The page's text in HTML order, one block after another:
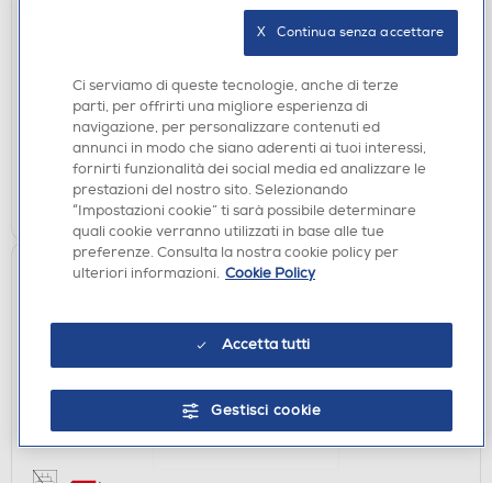
APPLE - iPad Air 13" M4 WiFi + Cellular 256GB-Blu
€ 1.329,00consigliato
Acquisto online: disponibile
Ritiro in negozio in 30' gratuito:verifica
AGGIUNGI
Permuta
Ci serviamo di queste tecnologie, anche di terze
parti, per offrirti una migliore esperienza di
navigazione, per personalizzare contenuti ed
annunci in modo che siano aderenti ai tuoi interessi,
fornirti funzionalità dei social media ed analizzare le
prestazioni del nostro sito. Selezionando
“Impostazioni cookie” ti sarà possibile determinare
quali cookie verranno utilizzati in base alle tue
preferenze. Consulta la nostra cookie policy per
ulteriori informazioni. Cookie Policy
Accetta tutti
Gestisci cookie
X   Continua senza accettare